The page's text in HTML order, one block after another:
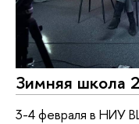
Зимняя школа
3-4 февраля в НИУ